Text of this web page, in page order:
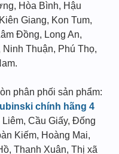
Hòa Bình, Hậu
Giang, Kon Tum,
Đồng, Long An,
Thuận, Phú Thọ,
phân phối sản phẩm:
chính hãng 4
Cầu Giấy, Đống
Kiếm, Hoàng Mai,
Thanh Xuân, Thị xã